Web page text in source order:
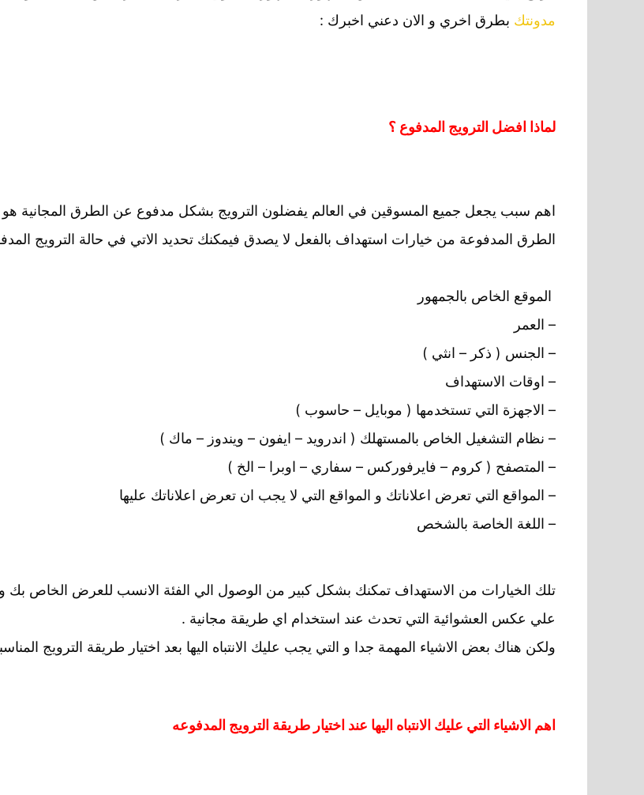
مدونتك بطرق اخري و الان دعني اخبرك :
لماذا افضل الترويج المدفوع ؟
اهم سبب يجعل جميع المسوقين في العالم يفضلون الترويج بشكل مدفوع عن الطرق المجانية هو
الطرق المدفوعة من خيارات استهداف بالفعل لا يصدق فيمكنك تحديد الاتي في حالة الترويج
الموقع الخاص بالجمهور
– العمر
– الجنس ( ذكر – انثي )
– اوقات الاستهداف
– الاجهزة التي تستخدمها ( موبايل – حاسوب )
– نظام التشغيل الخاص بالمستهلك ( اندرويد – ايفون – ويندوز – ماك )
– المتصفح ( كروم – فايرفوركس – سفاري – اوبرا – الخ )
– المواقع التي تعرض اعلاناتك و المواقع التي لا يجب ان تعرض اعلاناتك عليها
– اللغة الخاصة بالشخص
تلك الخيارات من الاستهداف تمكنك بشكل كبير من الوصول الي الفئة الانسب للعرض الخاص بك و
علي عكس العشوائية التي تحدث عند استخدام اي طريقة مجانية .
ولكن هناك بعض الاشياء المهمة جدا و التي يجب عليك الانتباه اليها بعد اختيار طريقة الترويج
اهم الاشياء التي عليك الانتباه اليها عند اختيار طريقة الترويج المدفوعه